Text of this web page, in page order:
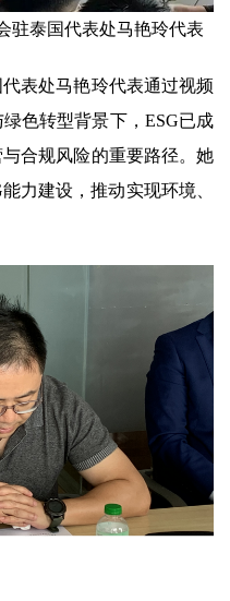
驻泰国代表处马艳玲代表
表处马艳玲代表通过视频
色转型背景下，ESG已成
合规风险的重要路径。她
力建设，推动实现环境、